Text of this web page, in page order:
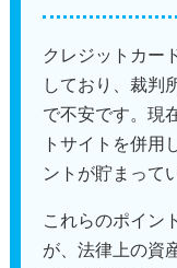
クレジットカー
しており、裁判
で不安です。現
トサイトを併用
ントが貯まって
これらのポイン
が、法律上の資